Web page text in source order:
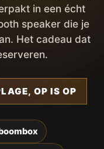
in een écht
speaker die je
Het cadeau dat
OP IS OP